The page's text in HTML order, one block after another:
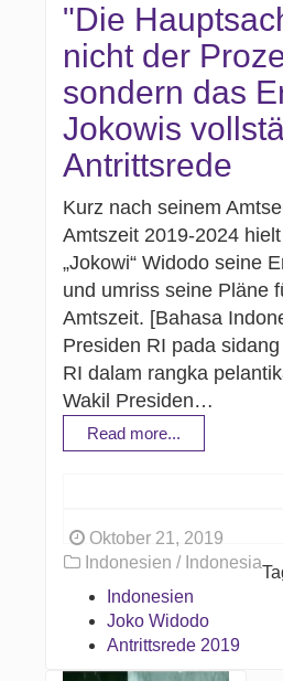
"Die
nicht der
sondern das
Jokowis
Antrittsrede
Kurz nach seinem
Amtszeit 2019-2024
„Jokowi“ Widodo seine
und umriss seine Pläne
Amtszeit. [Bahasa
Presiden RI pada
RI dalam rangka
Wakil Presiden…
Read more...
Oktober 21, 2019
Indonesien / Indonesia
Indonesien
Joko Widodo
Antrittsrede 2019